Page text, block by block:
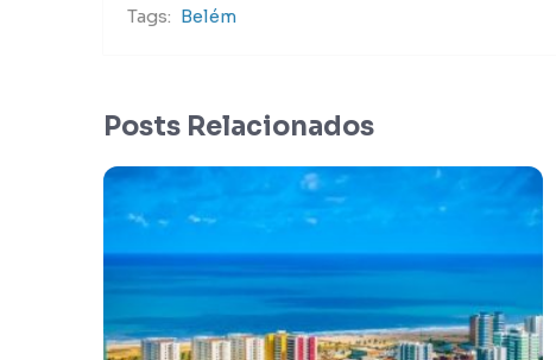
Tags: Belém
Posts Relacionados